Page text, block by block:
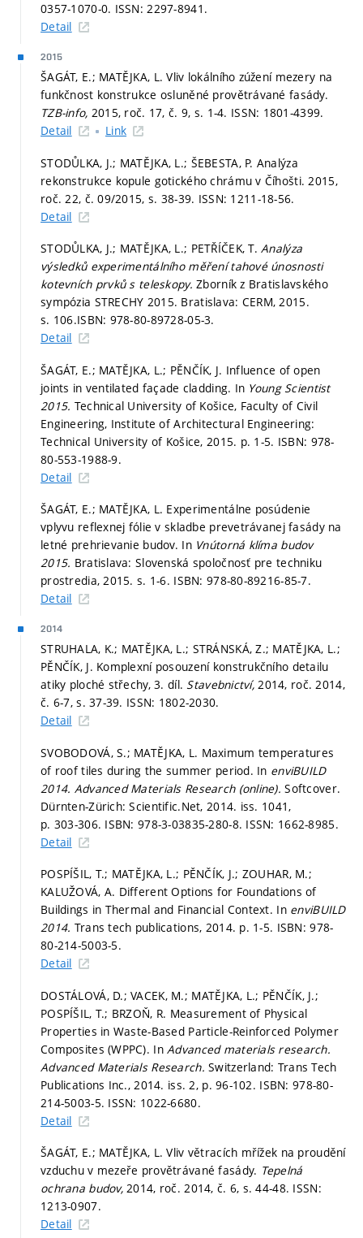
0357-1070-0. ISSN: 2297-8941.
Detail
2015
ŠAGÁT, E.; MATĚJKA, L. Vliv lokálního zúžení mezery na
funkčnost konstrukce osluněné provětrávané fasády.
TZB-info, 2015, roč. 17, č. 9, s. 1-4. ISSN: 1801-4399.
Detail
Link
STODŮLKA, J.; MATĚJKA, L.; ŠEBESTA, P. Analýza
rekonstrukce kopule gotického chrámu v Číhošti. 2015,
roč. 22, č. 09/2015, s. 38-39. ISSN: 1211-18-56.
Detail
STODŮLKA, J.; MATĚJKA, L.; PETŘÍČEK, T.Analýza
výsledků experimentálního měření tahové únosnosti
kotevních prvků s teleskopy.Zborník z Bratislavského
sympózia STRECHY 2015. Bratislava: CERM, 2015.
s. 106.ISBN: 978-80-89728-05-3.
Detail
ŠAGÁT, E.; MATĚJKA, L.; PĚNČÍK, J. Influence of open
joints in ventilated façade cladding. In Young Scientist
2015. Technical University of Košice, Faculty of Civil
Engineering, Institute of Architectural Engineering:
Technical University of Košice, 2015. p. 1-5. ISBN: 978-
80-553-1988-9.
Detail
ŠAGÁT, E.; MATĚJKA, L. Experimentálne posúdenie
vplyvu reflexnej fólie v skladbe prevetrávanej fasády na
letné prehrievanie budov. In Vnútorná klíma budov
2015. Bratislava: Slovenská spoločnosť pre techniku
prostredia, 2015.s. 1-6. ISBN: 978-80-89216-85-7.
Detail
2014
STRUHALA, K.; MATĚJKA, L.; STRÁNSKÁ, Z.; MATĚJKA, L.;
PĚNČÍK, J. Komplexní posouzení konstrukčního detailu
atiky ploché střechy, 3. díl. Stavebnictví,2014, roč. 2014,
č. 6-7,s. 37-39. ISSN: 1802-2030.
Detail
SVOBODOVÁ, S.; MATĚJKA, L. Maximum temperatures
of roof tiles during the summer period. In enviBUILD
2014. Advanced Materials Research (online).Softcover.
Dürnten-Zürich: Scientific.Net, 2014. iss. 1041,
p. 303-306. ISBN: 978-3-03835-280-8. ISSN: 1662-8985.
Detail
POSPÍŠIL, T.; MATĚJKA, L.; PĚNČÍK, J.; ZOUHAR, M.;
KALUŽOVÁ, A. Different Options for Foundations of
Buildings in Thermal and Financial Context. In enviBUILD
2014. Trans tech publications, 2014. p. 1-5. ISBN: 978-
80-214-5003-5.
Detail
DOSTÁLOVÁ, D.; VACEK, M.; MATĚJKA, L.; PĚNČÍK, J.;
POSPÍŠIL, T.; BRZOŇ, R. Measurement of Physical
Properties in Waste-Based Particle-Reinforced Polymer
Composites (WPPC). InAdvanced materials research.
Advanced Materials Research.Switzerland: Trans Tech
Publications Inc., 2014. iss. 2, p. 96-102. ISBN: 978-80-
214-5003-5. ISSN: 1022-6680.
Detail
ŠAGÁT, E.; MATĚJKA, L. Vliv větracích mřížek na proudění
vzduchu v mezeře provětrávané fasády. Tepelná
ochrana budov,2014, roč. 2014, č. 6, s. 44-48. ISSN:
1213-0907.
Detail